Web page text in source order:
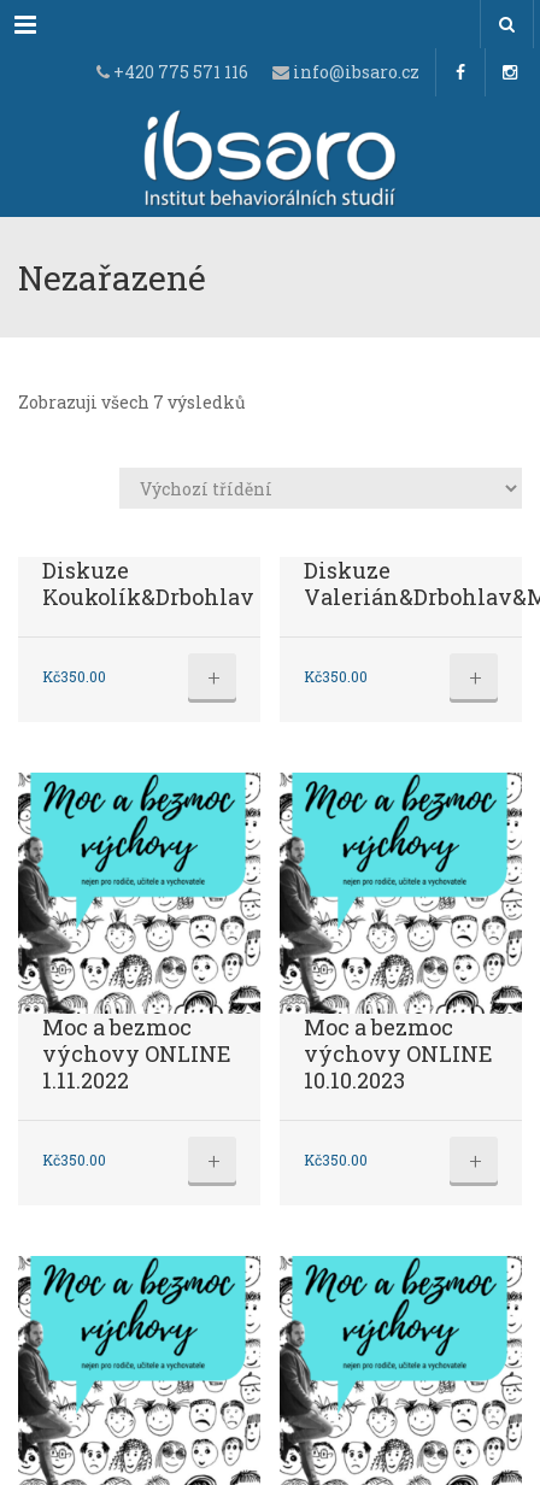
Menu
+420 775 571 116 info@ibsaro.cz
Nezařazené
Zobrazuji všech 7 výsledků
Diskuze
Koukolík&Drbohlav
Kč350.00 +
Diskuze
Kč350.00 +
Moc a bezmoc
výchovy ONLINE
1.11.2022
Kč350.00 +
Moc a bezmoc
výchovy ONLINE
10.10.2023
Kč350.00 +